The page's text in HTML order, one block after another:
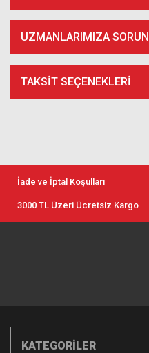
UZMANLARIMIZA SORUN
TAKSIT SEÇENEKLERI
İade ve İptal Koşulları
3000 TL Üzeri Ücretsiz Kargo
KATEGORİLER